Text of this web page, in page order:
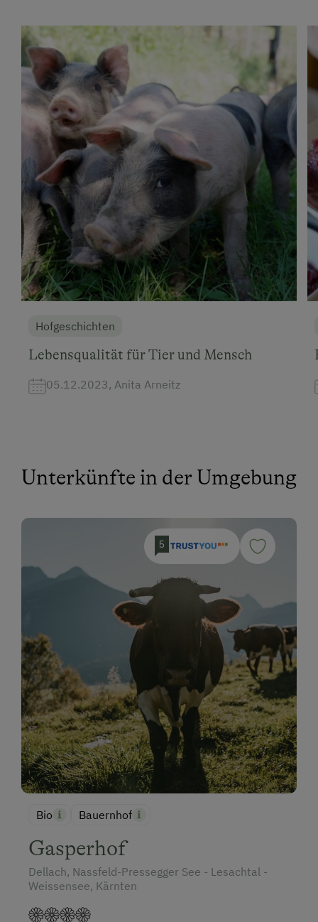
Hofgeschichten
Lebensqualität für Tier und Mensch
05.12.2023, Anita Arneitz
Unterkünfte in der Umgebung
5
Bio Bauernhof
Gasperhof
Dellach, Nassfeld-Pressegger See - Lesachtal -
Weissensee, Kärnten